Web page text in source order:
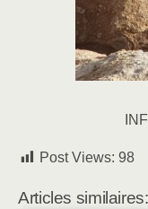
Post Views: 98
Articles similaires: